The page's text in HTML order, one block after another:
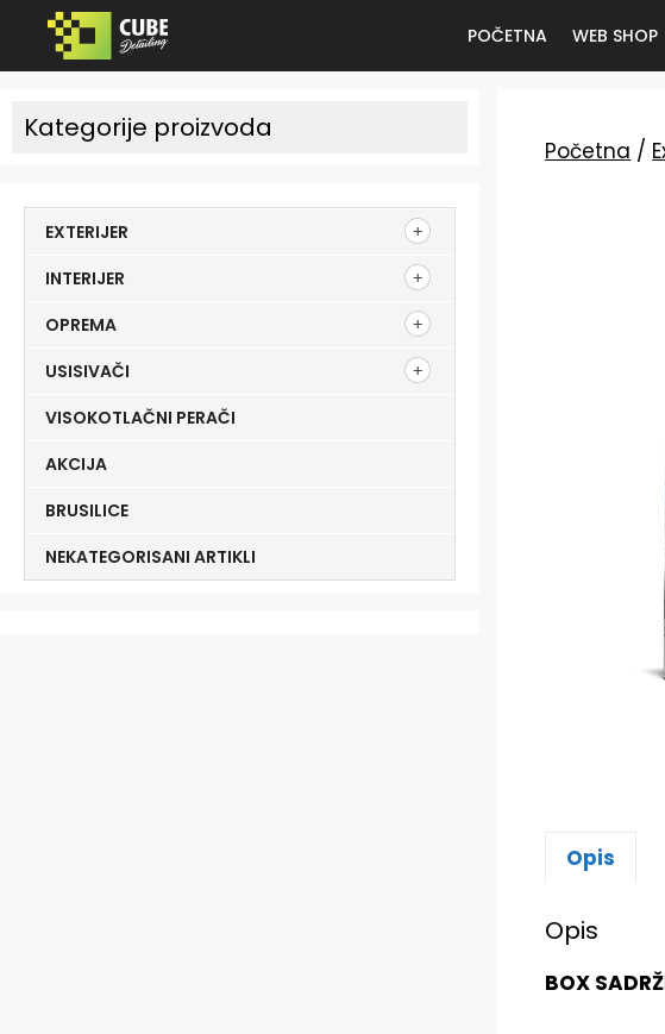
POČETNA WEB SHOP
Početna /
Opis
Opis
BOX
Kategorije proizvoda
EXTERIJER
INTERIJER
OPREMA
USISIVAČI
VISOKOTLAČNI PERAČI
AKCIJA
BRUSILICE
NEKATEGORISANI ARTIKLI